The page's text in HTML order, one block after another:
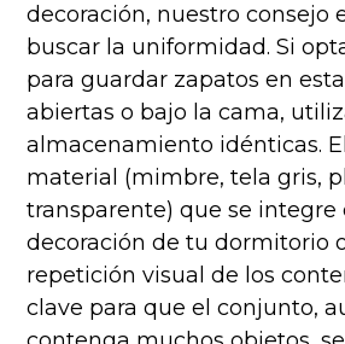
decoración, nuestro consejo
buscar la uniformidad. Si
para guardar zapatos en
abiertas o bajo la cama,
almacenamiento idénticas.
material (mimbre, tela gris,
transparente) que se integre
decoración de tu dormitorio
repetición visual de los
clave para que el conjunto,